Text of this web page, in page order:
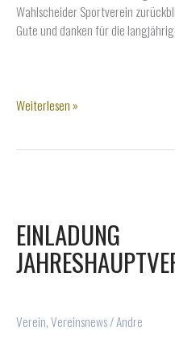
Wahlscheider Sportverein
Gute und danken für die
Geburtstage
Weiterlesen »
EINLADUNG
Verein,Vereinsnews/Andre